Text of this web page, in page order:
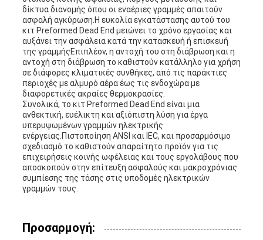
δίκτυα διανομής όπου οι εναέριες γραμμές απαιτούν
ασφαλή αγκύρωση.Η ευκολία εγκατάστασης αυτού του
κιτ Preformed Dead End μειώνει το χρόνο εργασίας και
αυξάνει την ασφάλεια κατά την κατασκευή ή επισκευή
της γραμμήςΕπιπλέον, η αντοχή του στη διάβρωση και η
αντοχή στη διάβρωση το καθιστούν κατάλληλο για χρήση
σε διάφορες κλιματικές συνθήκες, από τις παράκτιες
περιοχές με αλμυρό αέρα έως τις ενδοχώρα με
διαφορετικές ακραίες θερμοκρασίες.
Συνολικά, το κιτ Preformed Dead End είναι μια
ανθεκτική, ευέλικτη και αξιόπιστη λύση για έργα
υπερυψωμένων γραμμών ηλεκτρικής
ενέργειας.Πιστοποίηση ANSI και IEC, και προσαρμόσιμο
σχεδιασμό το καθιστούν απαραίτητο προϊόν για τις
επιχειρήσεις κοινής ωφέλειας και τους εργολάβους που
αποσκοπούν στην επίτευξη ασφαλούς και μακροχρόνιας
συμπίεσης της τάσης στις υποδομές ηλεκτρικών
γραμμών τους.
Προσαρμογή: